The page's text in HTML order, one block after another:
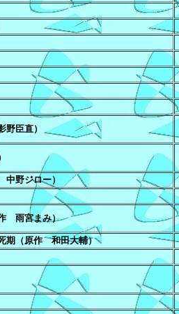
臣直）
野ジロー）
雨宮まみ）
期（原作 和田大輔）